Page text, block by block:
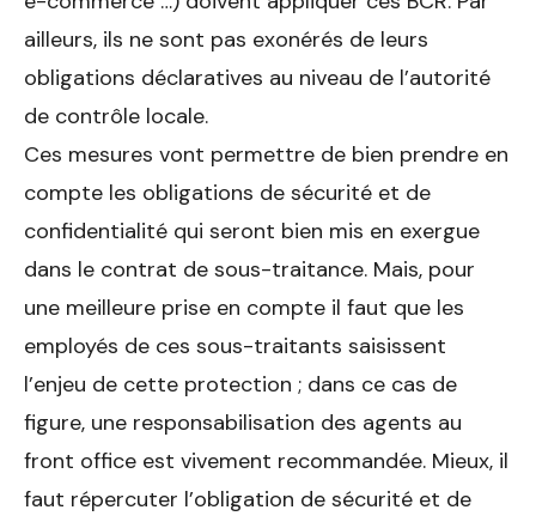
ailleurs, ils ne sont pas exonérés de leurs
obligations déclaratives au niveau de l’autorité
de contrôle locale.
Ces mesures vont permettre de bien prendre en
compte les obligations de sécurité et de
confidentialité qui seront bien mis en exergue
dans le contrat de sous-traitance. Mais, pour
une meilleure prise en compte il faut que les
employés de ces sous-traitants saisissent
l’enjeu de cette protection ; dans ce cas de
figure, une responsabilisation des agents au
front office est vivement recommandée. Mieux, il
faut répercuter l’obligation de sécurité et de